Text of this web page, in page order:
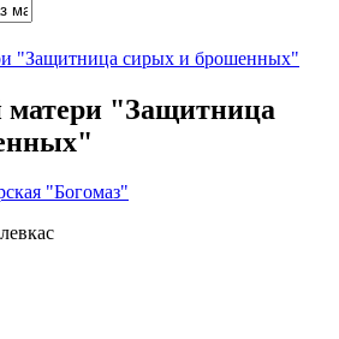
"Защитница
"Богомаз"